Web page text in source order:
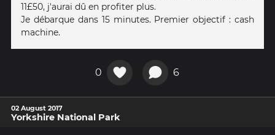
11£50, j'aurai dû en profiter plus.
Je débarque dans 15 minutes. Premier objectif : cash
machine.
0 6
02 August 2017
Yorkshire National Park